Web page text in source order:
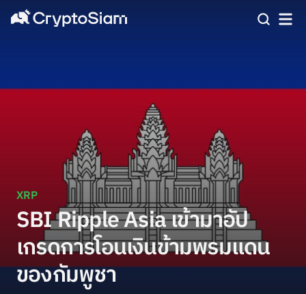
XRP
SBI Ripple Asia เข้ามาอัป
เกรดการโอนเงินข้ามพรมแดน
ของกัมพูชา